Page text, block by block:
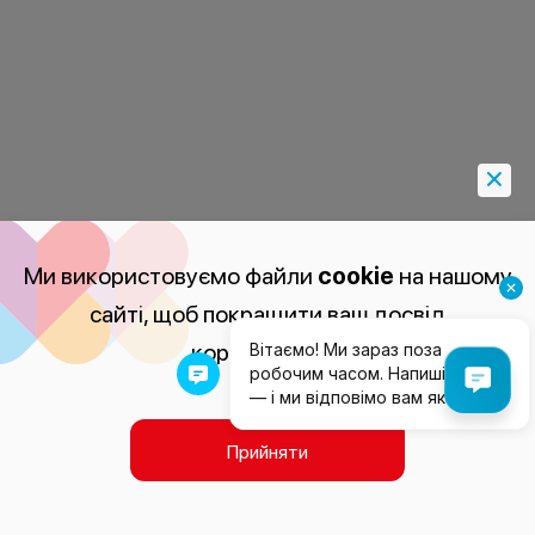
Ми використовуємо файли cookie на нашому
сайті, щоб покращити ваш досвід
користування.
Прийняти